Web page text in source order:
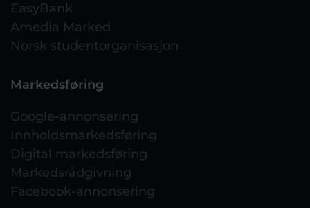
EasyBank
Amedia Marked
Norsk studentorganisasjon
Markedsføring
Google-annonsering
Innholdsmarkedsføring
Digital markedsføring
Markedsrådgivning
Facebook-annonsering